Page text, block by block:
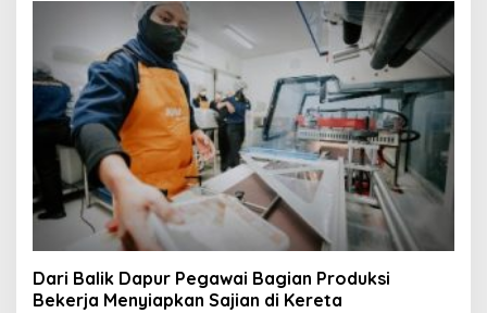
Dari Balik Dapur Pegawai Bagian Produksi
Bekerja Menyiapkan Sajian di Kereta